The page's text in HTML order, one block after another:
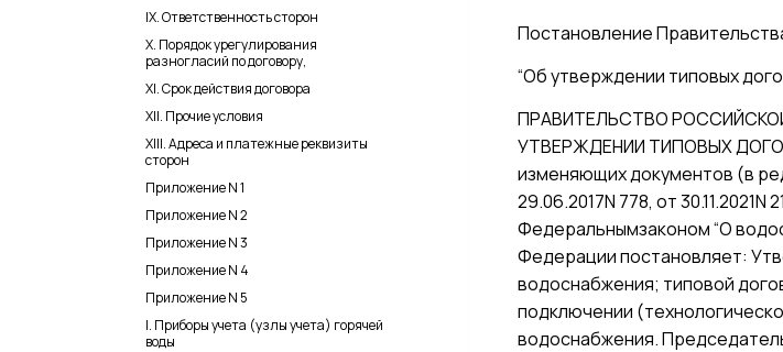
IX. Ответственность сторон
X. Порядок урегулирования
разногласий по договору,
XI. Срок действия договора
XII. Прочие условия
XIII. Адреса и платежные реквизиты
сторон
Приложение N 1
Приложение N 2
Приложение N 3
Приложение N 4
Приложение N 5
I. Приборы учета (узлы учета) горячей
воды
Постановление
“Об утверждении типовых
ПРАВИТЕЛЬСТВО РОССИЙСКОЙ
УТВЕРЖДЕНИИ ТИПОВЫХ
изменяющих документов (в
29.06.2017N 778, от 30.11.2021N
Федеральнымзаконом “О
Федерации постановляет:
водоснабжения; типовой
подключении
водоснабжения.